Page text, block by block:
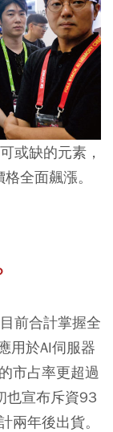
或缺的元素，
全面飆漲。
前合計掌握全
用於AI伺服器
市占率更超過
也宣布斥資93
兩年後出貨。